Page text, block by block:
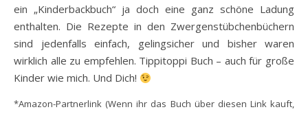
ein „Kinderbackbuch“ ja doch eine ganz schöne Ladung
enthalten. Die Rezepte in den Zwergenstübchenbüchern
sind jedenfalls einfach, gelingsicher und bisher waren
wirklich alle zu empfehlen. Tippitoppi Buch – auch für große
Kinder wie mich. Und Dich!
*Amazon-Partnerlink (Wenn ihr das Buch über diesen Link kauft,